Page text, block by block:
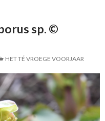
sp. ©
HET TÉ VROEGE VOORJAAR